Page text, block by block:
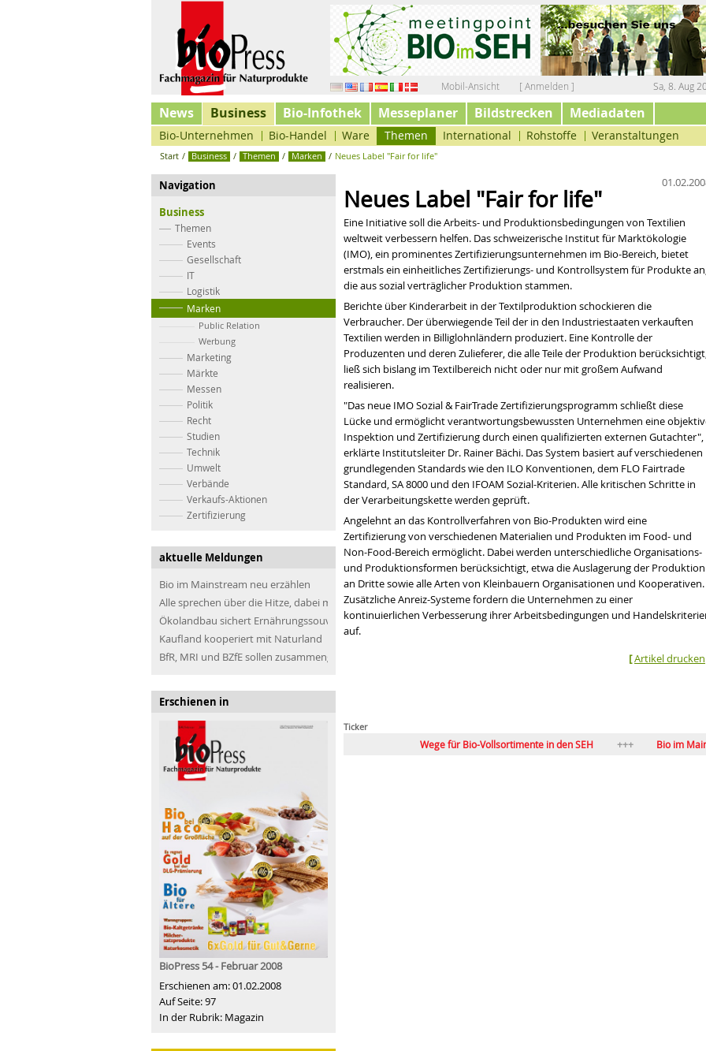
Mobil-Ansicht [ Anmelden ] Sa, 8. Aug
News Business
Bio-Unternehmen Bio-Handel Ware Themen International Rohstoffe Veranstaltungen
Bio-Infothek Messeplaner Bildstrecken Mediadaten
Start / Business / Themen / Marken / Neues Label "Fair for life"
Navigation
Business
Themen
Events
Gesellschaft
IT
Logistik
Marken
Public Relation
Werbung
Marketing
Märkte
Messen
Politik
Recht
Studien
Technik
Umwelt
Verbände
Verkaufs-Aktionen
Zertifizierung
aktuelle Meldungen
Bio im Mainstream neu erzählen
Alle sprechen über die Hitze, dabei müssen wir über die Dürre sprechen
Ökolandbau sichert Ernährungssouveränität
Kaufland kooperiert mit Naturland
BfR, MRI und BZfE sollen zusammengeführt werden
Erschienen in
BioPress 54 - Februar 2008
Erschienen am: 01.02.2008
Auf Seite: 97
In der Rubrik: Magazin
Neues Label "Fair for life"
Eine Initiative soll dieArbeits- und Produktionsbedingungen von Textilien
weltweit verbessern helfen. Das schweizerische Institut für Marktökologie
(IMO), ein prominentes Zertifizierungsunternehmen im Bio-Bereich, bietet
erstmals ein einheitlichesZertifizierungs- und Kontrollsystem für Produkte
die aus sozial verträglicher Produktion stammen.
Berichte über Kinderarbeit in der Textilproduktion schockieren die
Verbraucher. Der überwiegende Teil der in den Industriestaaten verkauften
Textilien werden in Billiglohnländern produziert. Eine Kontrolle der
Produzenten und deren Zulieferer, die alle Teile der Produktion
ließ sich bislang im Textilbereich nicht oder nur mit großem Aufwand
realisieren.
"Das neue IMOSozial &FairTradeZertifizierungsprogramm schließt diese
Lücke und ermöglicht verantwortungsbewussten Unternehmen eine
Inspektion und Zertifizierung durch einen qualifizierten externen Gutachter",
erklärte Institutsleiter Dr. Rainer Bächi. Das System basiert auf verschiedenen
grundlegenden Standards wie den ILO Konventionen, dem FLO Fairtrade
Standard,SA 8000 und den IFOAM Sozial-Kriterien. Alle kritischen Schritte in
der Verarbeitungskette werden geprüft.
Angelehnt an das Kontrollverfahren von Bio-Produkten wird eine
Zertifizierung von verschiedenen Materialien und Produkten im Food- und
Non-Food-Bereich ermöglicht. Dabei werden unterschiedliche Organisations-
und Produktionsformen berücksichtigt, etwa die Auslagerung der Produktion
an Dritte sowie alle Arten von Kleinbauern Organisationen und Kooperativen.
Zusätzliche Anreiz-Systeme fordern die Unternehmen zu einer
kontinuierlichen Verbesserung ihrerArbeitsbedingungen und
auf.
[Artikel drucken
Ticker
Wege für Bio-Vollsortimente in den SEH Bio im Mainstream